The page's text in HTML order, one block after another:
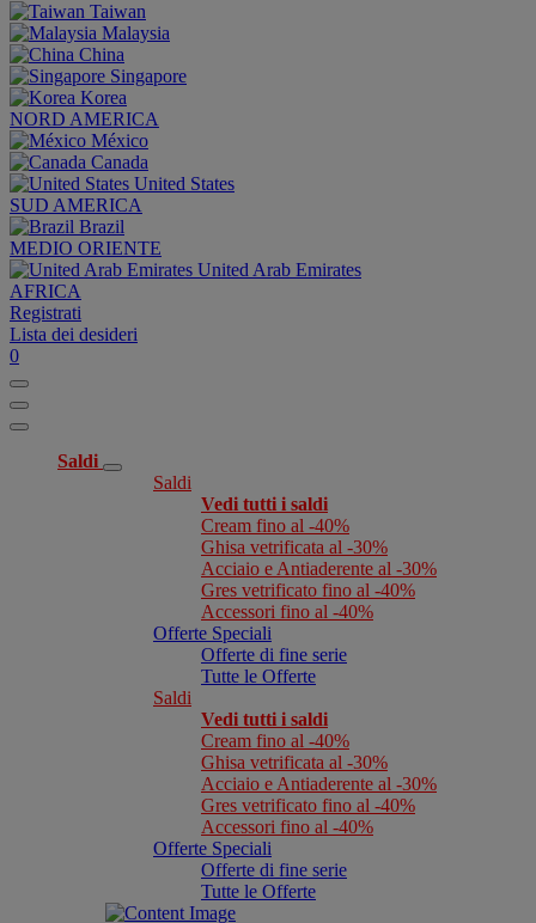
Taiwan
Malaysia
China
Singapore
Korea
NORD AMERICA
México
Canada
United States
SUD AMERICA
Brazil
MEDIO ORIENTE
United Arab Emirates
AFRICA
Registrati
Lista dei desideri
0
Saldi
Saldi
Vedi tutti i saldi
Cream fino al -40%
Ghisa vetrificata al -30%
Acciaio e Antiaderente al -30%
Gres vetrificato fino al -40%
Accessori fino al -40%
Offerte Speciali
Offerte di fine serie
Tutte le Offerte
Saldi
Vedi tutti i saldi
Cream fino al -40%
Ghisa vetrificata al -30%
Acciaio e Antiaderente al -30%
Gres vetrificato fino al -40%
Accessori fino al -40%
Offerte Speciali
Offerte di fine serie
Tutte le Offerte